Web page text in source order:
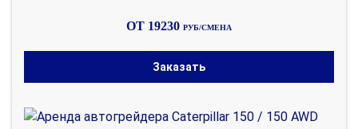
ОТ 19230 РУБ/СМЕНА
Заказать